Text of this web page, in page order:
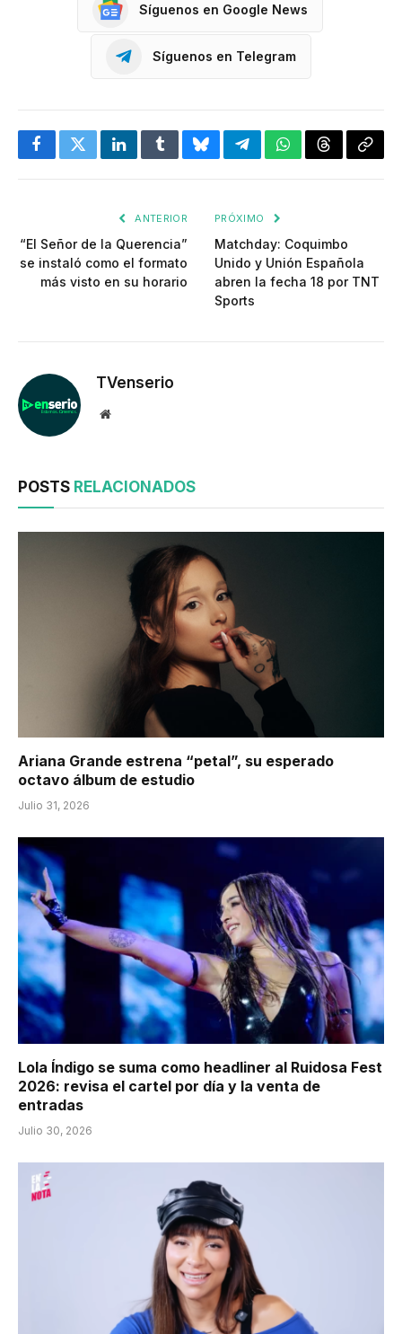
Síguenos en Google News
Síguenos en Telegram
FacebookTwitterLinkedInTumblrBlueskyTelegramWhatsApp
Threads
ANTERIOR
“El Señor de la Querencia”
se instaló como el formato
más visto en su horario
PRÓXIMO
Matchday: Coquimbo
Unido y Unión Española
abren la fecha 18 por TNT
Sports
TVenserio
Website
POSTS RELACIONADOS
Ariana Grande estrena “petal”, su esperado
octavo álbum de estudio
Julio 31, 2026
Lola Índigo se suma como headliner al Ruidosa Fest
2026: revisa el cartel por día y la venta de
entradas
Julio 30, 2026